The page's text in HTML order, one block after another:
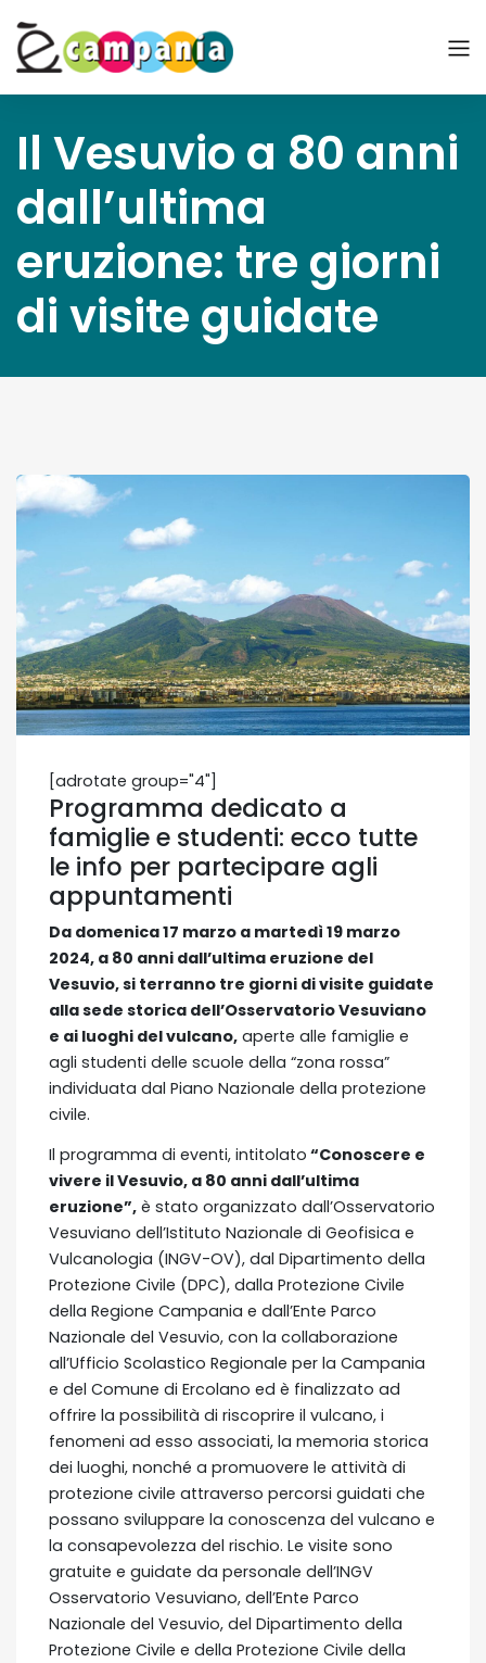
Il Vesuvio a 80 anni
dall’ultima
eruzione: tre giorni
di visite guidate
[adrotate group="4"]
Programma dedicato a
famiglie e studenti: ecco tutte
le info per partecipare agli
appuntamenti
Da domenica 17 marzo a martedì 19 marzo
2024, a 80 anni dall’ultima eruzione del
Vesuvio, si terranno tre giorni di visite guidate
alla sede storica dell’Osservatorio Vesuviano
e ai luoghi del vulcano, aperte alle famiglie e
agli studenti delle scuole della “zona rossa”
individuata dal Piano Nazionale della protezione
civile.
Il programma di eventi, intitolato “Conoscere e
vivere il Vesuvio, a 80 anni dall’ultima
eruzione”, è stato organizzato dall’Osservatorio
Vesuviano dell’Istituto Nazionale di Geofisica e
Vulcanologia (INGV-OV), dal Dipartimento della
Protezione Civile (DPC), dalla Protezione Civile
della Regione Campania e dall’Ente Parco
Nazionale del Vesuvio, con la collaborazione
all’Ufficio Scolastico Regionale per la Campania
e del Comune di Ercolano ed è finalizzato ad
offrire la possibilità di riscoprire il vulcano, i
fenomeni ad esso associati, la memoria storica
dei luoghi, nonché a promuovere le attività di
protezione civile attraverso percorsi guidati che
possano sviluppare la conoscenza del vulcano e
la consapevolezza del rischio. Le visite sono
gratuite e guidate da personale dell’INGV
Osservatorio Vesuviano, dell’Ente Parco
Nazionale del Vesuvio, del Dipartimento della
Protezione Civile e della Protezione Civile della